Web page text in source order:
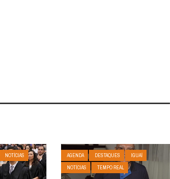
NOTÍCIAS
AGENDA DESTAQUES
IGUAÍ
NOTÍCIAS
TEMPO REAL